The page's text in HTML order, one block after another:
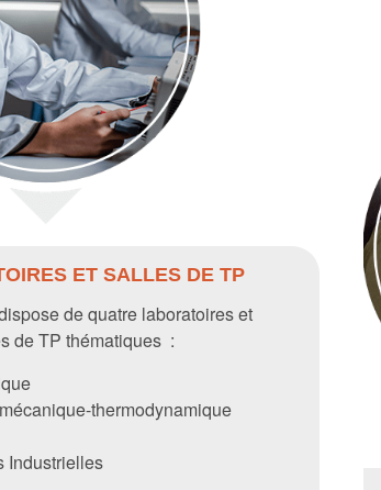
ET SALLES DE TP
de quatre laboratoires et
de TP thématiques :
thermodynamique
Industrielles